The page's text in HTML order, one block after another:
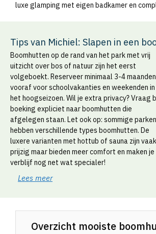
luxe glamping met eigen badkamer en
Tips van Michiel: Slapen in een
Boomhutten op de rand van het park met vrij
uitzicht over bos of natuur zijn het eerst
volgeboekt. Reserveer minimaal 3-4 maanden
vooraf voor schoolvakanties en weekenden in
het hoogseizoen. Wil je extra privacy? Vraag
boeking expliciet naar boomhutten die
afgelegen staan. Let ook op: sommige parken
hebben verschillende types boomhutten. De
luxere varianten met hottub of sauna zijn vaak
prijzig maar bieden meer comfort en maken je
verblijf nog net wat specialer!
Lees meer
Overzicht mooiste